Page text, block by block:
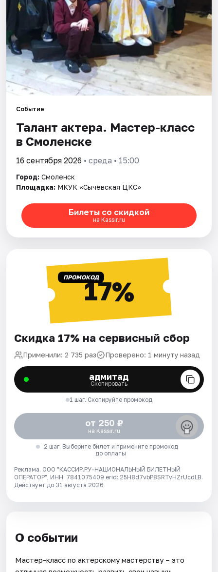
Событие
Талант актера. Мастер-класс
в Смоленске
16 сентября 2026 • среда • 15:00
Город: Смоленск
Площадка: МКУК «Сычёвская ЦКС»
Билеты со скидкой
на Kassir.ru
ПРОМОКОД17%
Скидка 17% на сервисный сбор
Применили: 2 735 раз Проверено: 1 минуту назад
адмитад
Скопировать
1 шаг. Скопируйте промокод
от 250 ₽
на Kassir.ru
2 шаг. Выберите билет и примените промокод
до оплаты
Реклама. ООО "КАССИР.РУ-НАЦИОНАЛЬНЫЙ БИЛЕТНЫЙ
ОПЕРАТОР", ИНН: 7841075409 erid: 25H8d7vbP8SRTvHZrUcdLB.
Действует до 31 августа 2026
О событии
Мастер-класс по актерскому мастерству – это